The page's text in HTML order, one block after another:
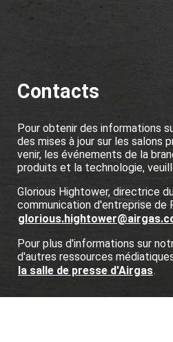
Contacts
Pour obtenir des informations
des mises à jour sur les salons
venir, les événements de la
produits et la technologie,
Glorious Hightower, directrice
communication d'entreprise de
Pour plus d'informations sur
d'autres ressources
la salle de presse d'Airgas.